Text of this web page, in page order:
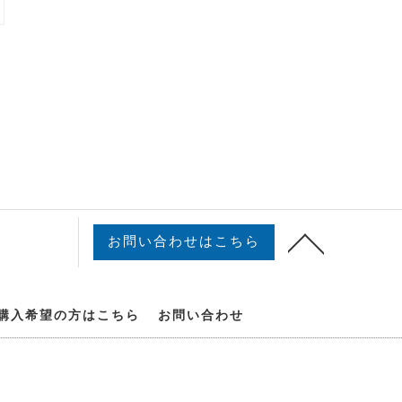
お問い合わせはこちら
入希望の方はこちら お問い合わせ